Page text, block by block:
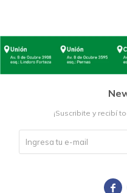
¡Suscribite y recibí
